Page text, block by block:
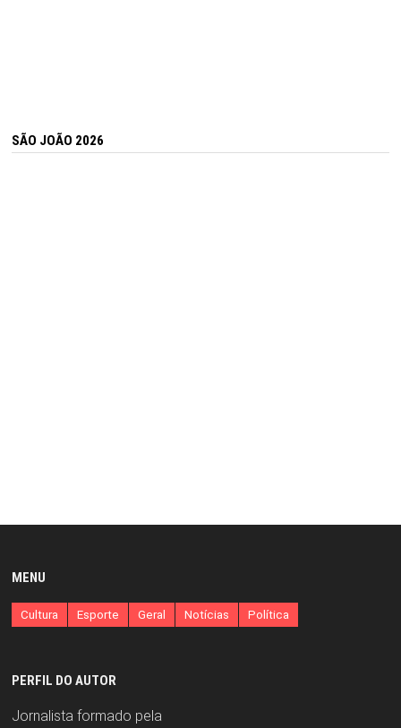
SÃO JOÃO 2026
MENU
Cultura Esporte Geral Notícias Política
PERFIL DO AUTOR
Jornalista formado pela